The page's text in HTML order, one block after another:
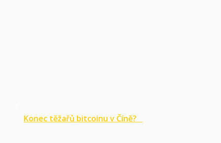
Konec těžařů bitcoinu v Číně?